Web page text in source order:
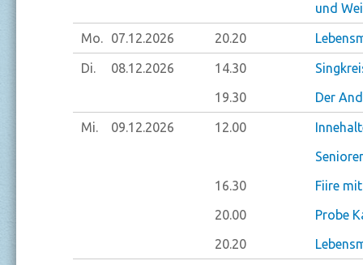
und
Mo. 07.12.2026 20.20
Di. 08.12.2026 14.30
19.30
Der
Mi. 09.12.2026 12.00
16.30
Fiire
20.00
Probe
20.20